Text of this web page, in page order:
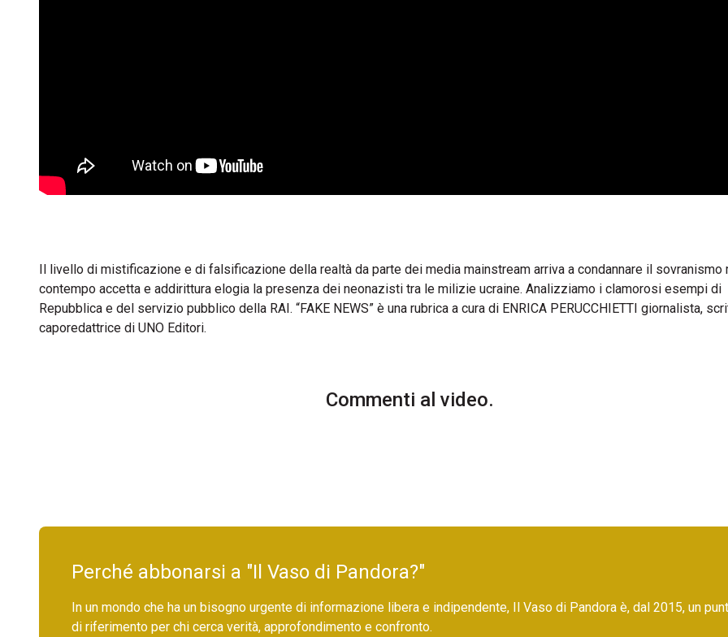
Il livello di mistificazione e di falsificazione della realtà da parte dei media mainstream arriva a condannare il sovranismo
contempo accetta e addirittura elogia la presenza dei neonazisti tra le milizie ucraine. Analizziamo i clamorosi esempi di
Repubblica e del servizio pubblico della RAI. “FAKE NEWS” è una rubrica a cura di ENRICA PERUCCHIETTI giornalista,
caporedattrice di UNO Editori.
Commenti al video.
Perché abbonarsi a "Il Vaso di Pandora?"
In un mondo che ha un bisogno urgente di informazione libera e indipendente, Il Vaso di Pandora è, dal 2015, un
di riferimento per chi cerca verità, approfondimento e confronto.